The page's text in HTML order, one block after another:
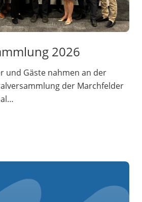
2026
und Gäste nahmen an der
der Marchfelder